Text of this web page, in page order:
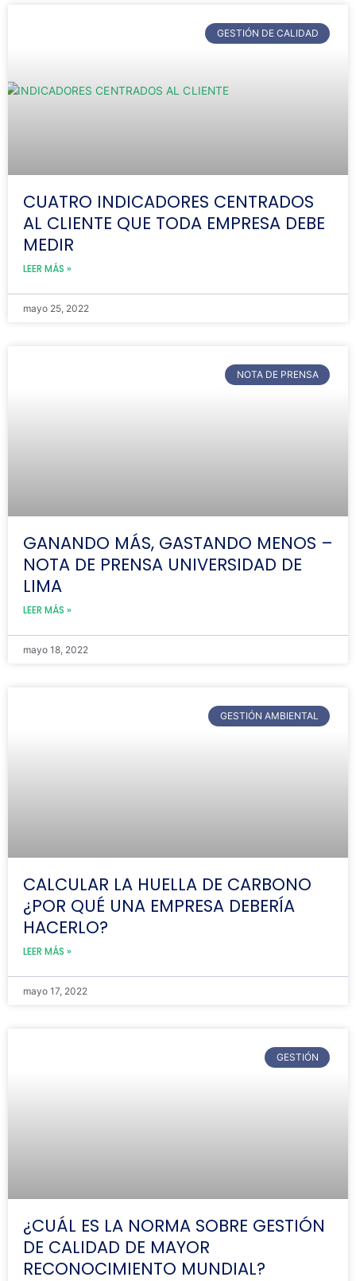
GESTIÓN DE CALIDAD
CUATRO INDICADORES CENTRADOS
AL CLIENTE QUE TODA EMPRESA DEBE
MEDIR
LEER MÁS »
mayo 25, 2022
NOTA DE PRENSA
GANANDO MÁS, GASTANDO MENOS –
NOTA DE PRENSA UNIVERSIDAD DE
LIMA
LEER MÁS »
mayo 18, 2022
GESTIÓN AMBIENTAL
CALCULAR LA HUELLA DE CARBONO
¿POR QUÉ UNA EMPRESA DEBERÍA
HACERLO?
LEER MÁS »
mayo 17, 2022
GESTIÓN
¿CUÁL ES LA NORMA SOBRE GESTIÓN
DE CALIDAD DE MAYOR
RECONOCIMIENTO MUNDIAL?